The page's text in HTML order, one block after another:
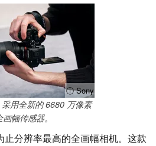
ⓘ Sony
用全新的 6680 万像素
画幅传感器。
止分辨率最高的全画幅相机。这款